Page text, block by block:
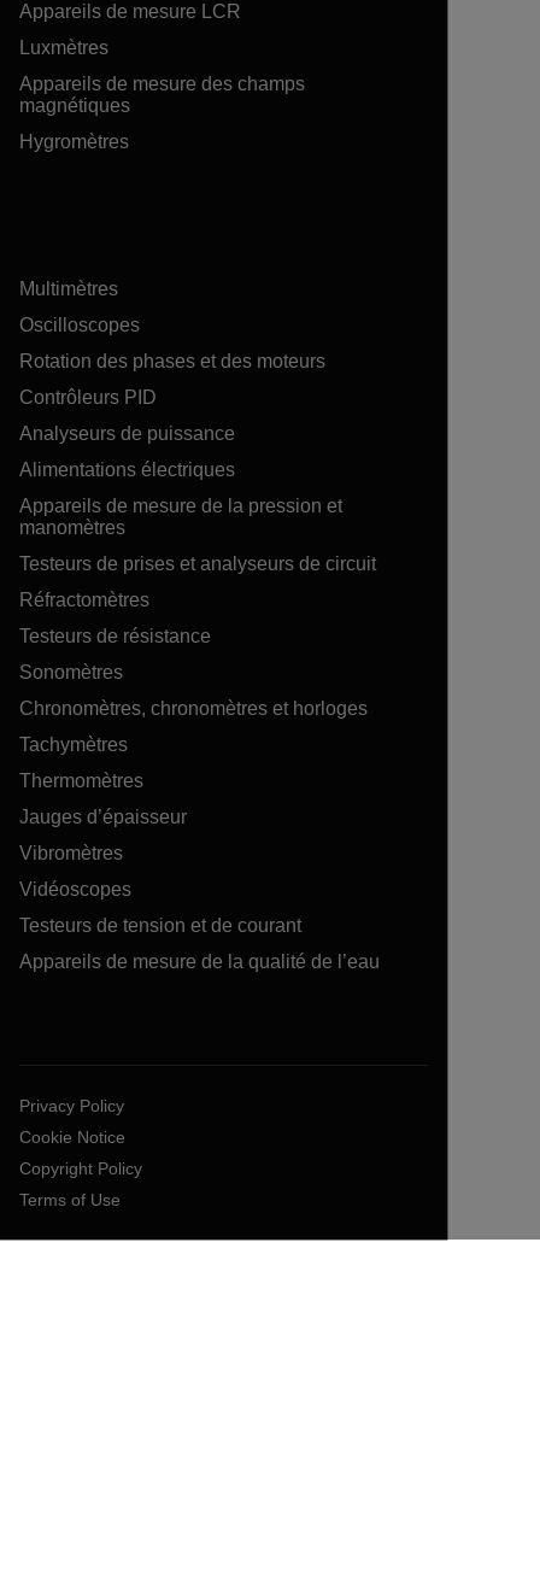
Appareils de mesure LCR
Luxmètres
Appareils de mesure des champs
magnétiques
Hygromètres
Multimètres
Oscilloscopes
Rotation des phases et des moteurs
Contrôleurs PID
Analyseurs de puissance
Alimentations électriques
Appareils de mesure de la pression et
manomètres
Testeurs de prises et analyseurs de circuit
Réfractomètres
Testeurs de résistance
Sonomètres
Chronomètres, chronomètres et horloges
Tachymètres
Thermomètres
Jauges d’épaisseur
Vibromètres
Vidéoscopes
Testeurs de tension et de courant
Appareils de mesure de la qualité de l’eau
Privacy Policy
Cookie Notice
Copyright Policy
Terms of Use